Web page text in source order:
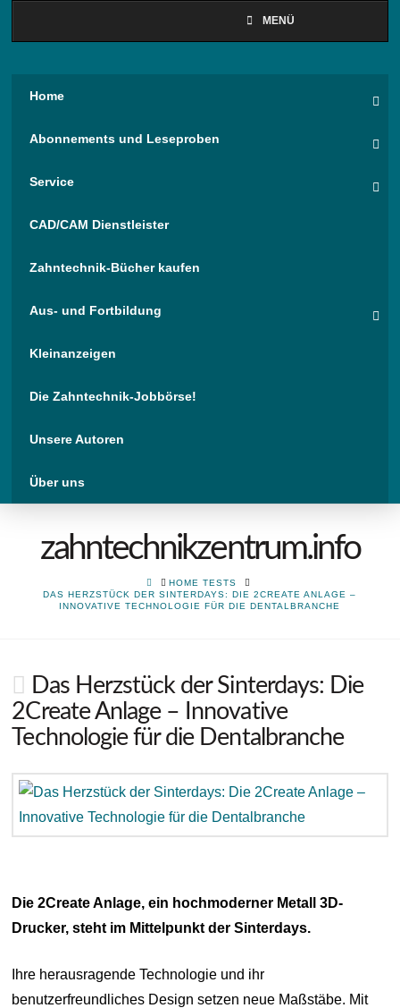
MENÜ
Home
Abonnements und Leseproben
Service
CAD/CAM Dienstleister
Zahntechnik-Bücher kaufen
Aus- und Fortbildung
Kleinanzeigen
Die Zahntechnik-Jobbörse!
Unsere Autoren
Über uns
zahntechnikzentrum.info
HOMEHOME TESTS
DAS HERZSTÜCK DER SINTERDAYS: DIE 2CREATE ANLAGE –
INNOVATIVE TECHNOLOGIE FÜR DIE DENTALBRANCHE
Das Herzstück der Sinterdays: Die
2Create Anlage – Innovative
Technologie für die Dentalbranche
Die 2Create Anlage, ein hochmoderner Metall 3D-
Drucker, steht im Mittelpunkt der Sinterdays.
Ihre herausragende Technologie und ihr
benutzerfreundliches Design setzen neue Maßstäbe. Mit